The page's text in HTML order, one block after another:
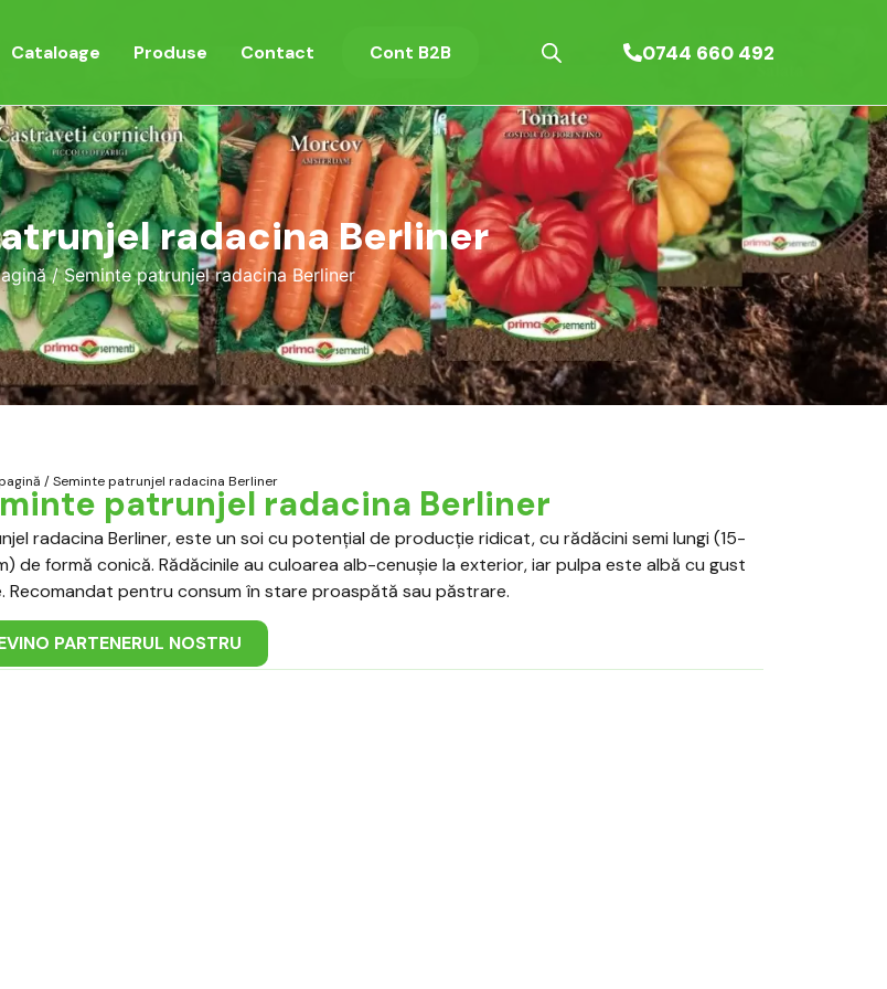
Cataloage Produse Contact Cont B2B 0744 660 492
radacina Berliner
/ Seminte patrunjel radacina Berliner
/ Seminte patrunjel radacina Berliner
patrunjel radacina Berliner
radacina Berliner, este un soi cu potențial de producție ridicat, cu rădăcini semi lungi (15-
de formă conică. Rădăcinile au culoarea alb-cenușie la exterior, iar pulpa este albă cu gust
Recomandat pentru consum în stare proaspătă sau păstrare.
PARTENERUL NOSTRU